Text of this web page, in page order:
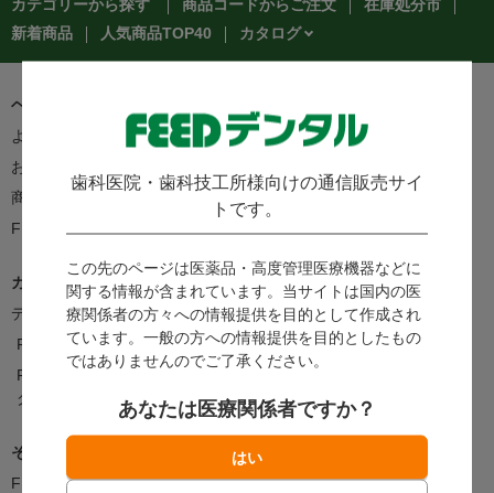
歯科医院・歯科技工所様向けの通信販売サイ
トです。
この先のページは医薬品・高度管理医療機器などに
関する情報が含まれています。当サイトは国内の医
療関係者の方々への情報提供を目的として作成され
ています。一般の方への情報提供を目的としたもの
ではありませんのでご了承ください。
あなたは医療関係者ですか？
カテゴリーから探す
商品コードからご注文
在庫処分市
新着商品
人気商品TOP40 カタログ
ヘルプ＆ガイド
よくあるご質問・お問い合わせ
ご利用案内
お客様の声をかたちに
商品のお届けについて
返品・交換について
FEEDポイントについて
カタログ/情報誌
デジタルカタログ
カタログ請求
FEEDNOTE
FAX注文書・申込書一覧
FEED Uni [ユニフォームカタロ
グ]
その他サービス
FEEDレンタル
MEOサービス